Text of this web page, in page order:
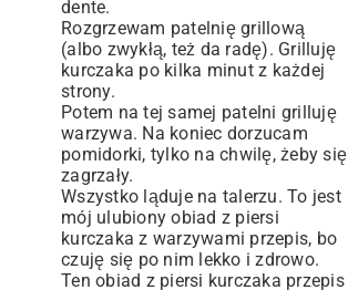
dente.
Rozgrzewam patelnię grillową
(albo zwykłą, też da radę). Grilluję
kurczaka po kilka minut z każdej
strony.
Potem na tej samej patelni grilluję
warzywa. Na koniec dorzucam
pomidorki, tylko na chwilę, żeby się
zagrzały.
Wszystko ląduje na talerzu. To jest
mój ulubiony obiad z piersi
kurczaka z warzywami przepis, bo
czuję się po nim lekko i zdrowo.
Ten obiad z piersi kurczaka przepis